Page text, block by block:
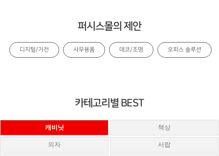
퍼시스몰의 제안
디지털/가전 사무용품 데코/조명 오피스 솔루션
카테고리별 BEST
캐비닛 책상
의자 서랍